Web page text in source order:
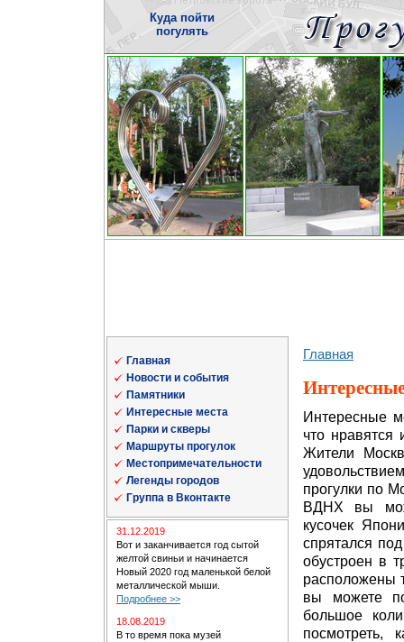
Куда пойти
погулять
Главная
Новости и события
Памятники
Интересные места
Парки и скверы
Маршруты прогулок
Местопримечательности
Легенды городов
Группа в Вконтакте
31.12.2019
Вот и заканчивается год сытой
желтой свиньи и начинается
Новый 2020 год маленькой белой
металлической мыши.
Подробнее >>
18.08.2019
В то время пока музей
Главная
Интересные
что
Жители
прогулки по
ВДНХ вы
кусочек
спрятался
обустроен в
расположены
вы можете
большое
посмотреть,